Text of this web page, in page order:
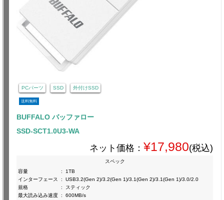
PCパーツ SSD 外付けSSD
送料無料
BUFFALO バッファロー
SSD-SCT1.0U3-WA
ネット価格： ¥17,980(税込)
スペック
容量
:
1TB
インターフェース
:
USB3.2(Gen 2)/3.2(Gen 1)/3.1(Gen 2)/3.1(Gen 1)/3.0/2.0
規格
:
スティック
最大読み込み速度 :
600MB/s